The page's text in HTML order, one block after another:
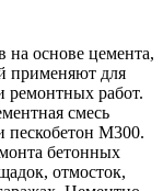
на основе цемента,
применяют для
работ.
смесь
пескобетон М300.
бетонных
отмосток,